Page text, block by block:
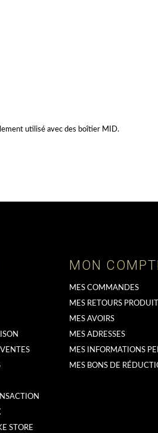
utilisé avec des boîtier MID.
STORE
MON
MES COMMANDES
MES RETOURS PRODUIT
MES AVOIRS
MES ADRESSES
MES INFORMATIONS
MES BONS DE